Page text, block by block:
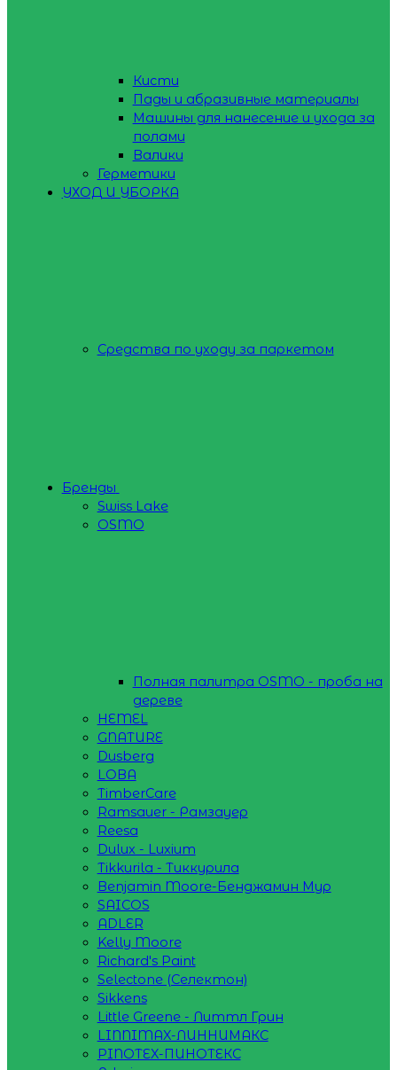
Кисти
Пады и абразивные материалы
Машины для нанесение и ухода за
полами
Валики
Герметики
УХОД И УБОРКА
Средства по уходу за паркетом
Бренды
Swiss Lake
OSMO
Полная палитра OSMO - проба на
дереве
HEMEL
GNATURE
Dusberg
LOBA
TimberCare
Ramsauer - Рамзауер
Reesa
Dulux - Luxium
Tikkurila - Тиккурила
Benjamin Moore-Бенджамин Мур
SAICOS
ADLER
Kelly Moore
Richard's Paint
Selectone (Селектон)
Sikkens
Little Greene - Литтл Грин
LINNIMAX-ЛИННИМАКС
PINOTEX-ПИНОТЕКС